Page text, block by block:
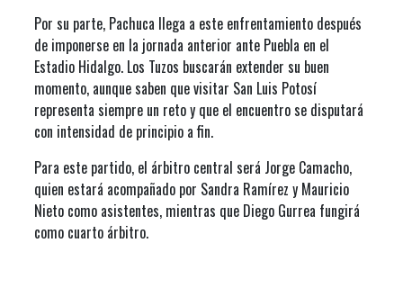
Por su parte, Pachuca llega a este enfrentamiento después
de imponerse en la jornada anterior ante Puebla en el
Estadio Hidalgo. Los Tuzos buscarán extender su buen
momento, aunque saben que visitar San Luis Potosí
representa siempre un reto y que el encuentro se disputará
con intensidad de principio a fin.
Para este partido, el árbitro central será Jorge Camacho,
quien estará acompañado por Sandra Ramírez y Mauricio
Nieto como asistentes, mientras que Diego Gurrea fungirá
como cuarto árbitro.